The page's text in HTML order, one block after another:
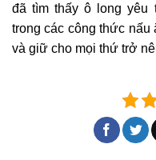
đã tìm thấy ô long yêu
trong các công thức
và giữ cho mọi thứ trở